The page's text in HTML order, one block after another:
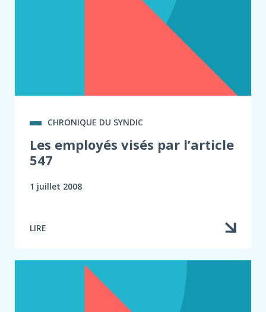
CHRONIQUE DU SYNDIC
Les employés visés par l’article
547
1 juillet 2008
LIRE